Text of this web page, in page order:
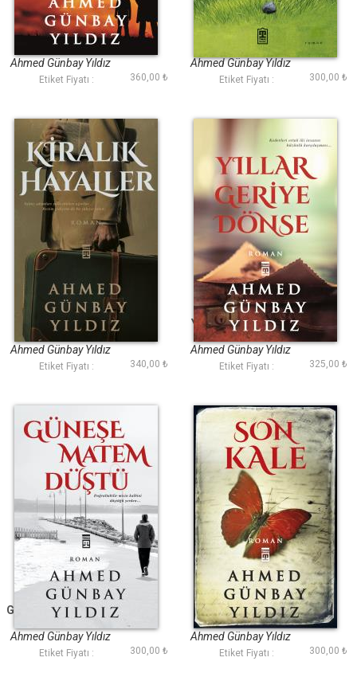
Babamdan Sonra
Ahmed Günbay Yıldız
Etiket Fiyatı : 360,00 ₺
Ahmed Günbay Yıldız
Etiket Fiyatı : 300,00 ₺
Kiralık Hayaller
Ahmed Günbay Yıldız
Etiket Fiyatı : 340,00 ₺
Yıllar Geriye Dönse
Ahmed Günbay Yıldız
Etiket Fiyatı : 325,00 ₺
Güneşe Matem Düştü
Ahmed Günbay Yıldız
Etiket Fiyatı : 300,00 ₺
Son Kale
Ahmed Günbay Yıldız
Etiket Fiyatı : 300,00 ₺